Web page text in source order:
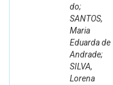
do;
SANTOS,
Maria
Eduarda de
Andrade;
SILVA,
Lorena